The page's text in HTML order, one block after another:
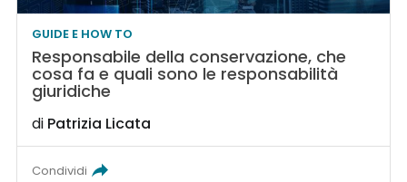
GUIDE E HOW TO
Responsabile della conservazione, che
cosa fa e quali sono le responsabilità
giuridiche
di Patrizia Licata
Condividi